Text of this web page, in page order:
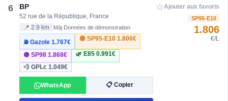
6 BP
52 rue de la République, France
📍 2.9 km Màj Données de démonstration
⛽ Gazole1.767€
🔴 SP95-E10 1.806€
🟣 SP981.868€ 🌿 E85 0.991€
💨 GPLc1.049€
WhatsApp 📋 Copier
☆Ajouter aux favoris
SP95-E10
1.806
€/L